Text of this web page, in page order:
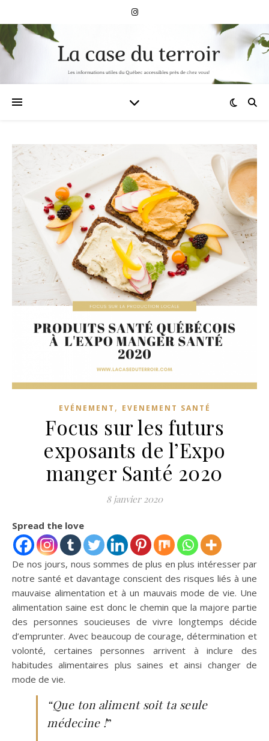
EVÉNEMENT , EVENEMENT SANTÉ
Focus sur les futurs
exposants de l’Expo
manger Santé 2020
8 janvier 2020
Spread the love
De nos jours, nous sommes de plus en plus intéresser par
notre santé et davantage conscient des risques liés à une
mauvaise alimentation et à un mauvais mode de vie. Une
alimentation saine est donc le chemin que la majore partie
des personnes soucieuses de vivre longtemps décide
d’emprunter. Avec beaucoup de courage, détermination et
volonté, certaines personnes arrivent à inclure des
habitudes alimentaires plus saines et ainsi changer de
mode de vie.
“Que ton aliment soit ta seule
médecine !”